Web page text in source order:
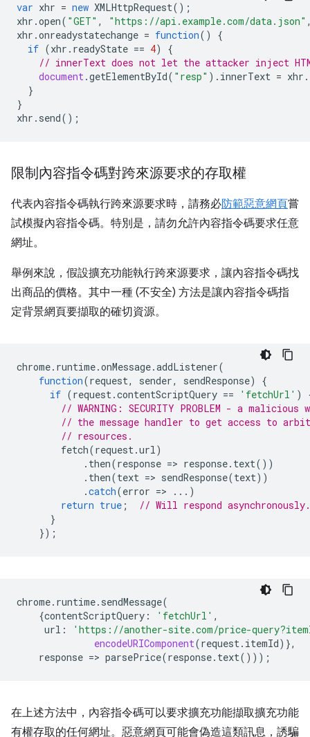
var xhr = new XMLHttpRequest();
xhr .open( "GET" , "https://api.example.com/data.json"
xhr .onreadystatechange = function()
{
if (xhr . readyState == 4)
{
// innerText does not let the attacker inject
document.getElementById( "resp" ). innerText = xhr .
}
}
xhr . send();
限制內容指令碼對跨來源要求的存取權
代表內容指令碼執行跨來源要求時，請務必防範惡意網頁嘗
試模擬內容指令碼。特別是，請勿允許內容指令碼要求任意
網址。
舉例來說，假設擴充功能執行跨來源要求，讓內容指令碼找
出商品的價格。其中一種 (不安全) 方法是讓內容指令碼指
定背景網頁要擷取的確切資源。
chrome. runtime.onMessage.addListener(
function(request, sender, sendResponse)
{
if (request.contentScriptQuery == 'fetchUrl' )
// WARNING: SECURITY PROBLEM - a malicious
// the message handler to get access to
// resources.
fetch(request.url)
. then(response => response. text())
. then(text => sendResponse(text))
.catch(error =>
...)
return true ;
// Will respond asynchronously.
}
});
chrome. runtime. sendMessage(
{contentScriptQuery : 'fetchUrl' ,
url :
'https://another-site.com/price-
encodeURIComponent(request. itemId)},
response => parsePrice(response. text()));
在上述方法中，內容指令碼可以要求擴充功能擷取擴充功能
有權存取的任何網址。惡意網頁可能會偽造這類訊息，誘騙